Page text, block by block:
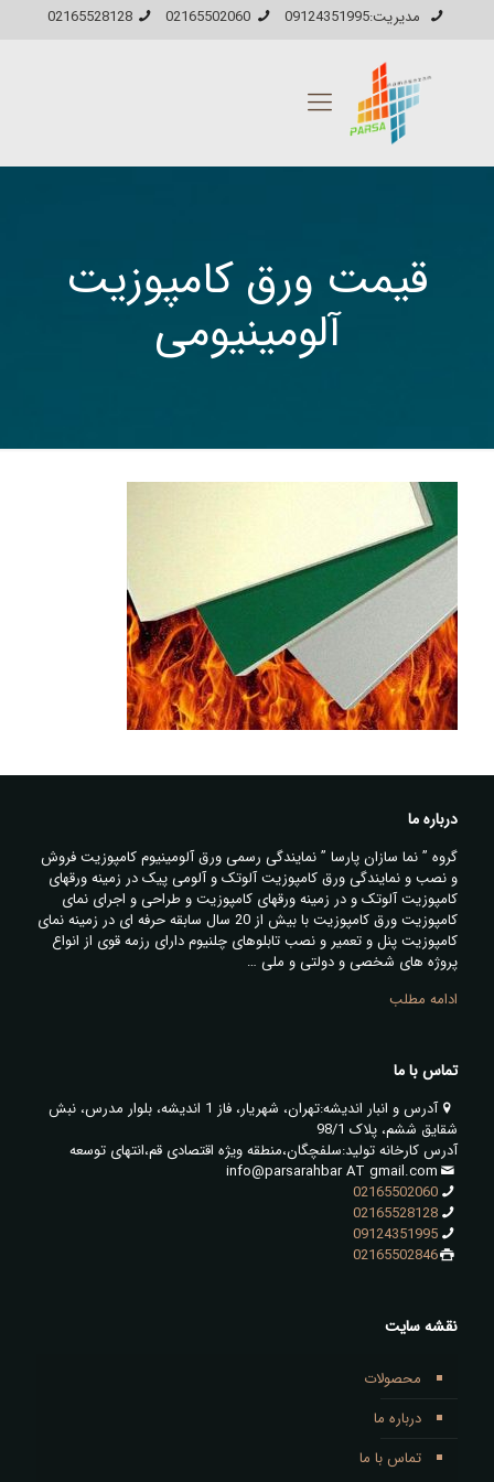
مدیریت:09124351995 02165502060
02165528128
قیمت ورق کامپوزیت
آلومینیومی
درباره ما
گروه ” نما سازان پارسا ” نمایندگی رسمی ورق آلومینیوم کامپوزیت فروش
و نصب و نمایندگی ورق کامپوزیت آلوتک و آلومی پیک در زمینه ورقهای
کامپوزیت آلوتک و در زمینه ورقهای کامپوزیت و طراحی و اجرای نمای
کامپوزیت ورق کامپوزیت با بیش از 20 سال سابقه حرفه ای در زمینه نمای
کامپوزیت پنل و تعمیر و نصب تابلوهای چلنیوم دارای رزمه قوی از انواع
پروژه های شخصی و دولتی و ملی …
ادامه مطلب
تماس با ما
آدرس و انبار اندیشه:تهران، شهریار، فاز 1 اندیشه، بلوار مدرس، نبش
شقایق ششم، پلاک 98/1
آدرس کارخانه تولید:سلفچگان،منطقه ویژه اقتصادی قم،انتهای توسعه
info@parsarahbar AT gmail.com
02165502060
02165528128
09124351995
02165502846
نقشه سایت
محصولات
درباره ما
تماس با ما